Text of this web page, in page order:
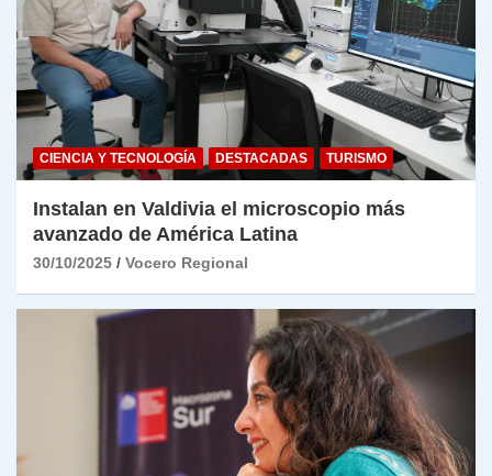
CIENCIA Y TECNOLOGÍA DESTACADAS TURISMO
Instalan en Valdivia el microscopio más
avanzado de América Latina
30/10/2025 Vocero Regional